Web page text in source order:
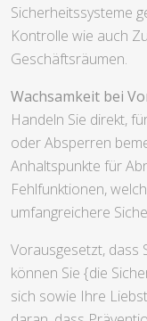
Sicherheitssysteme
Kontrolle wie auch
Geschäftsräumen.
Wachsamkeit bei
Handeln Sie direkt,
oder Absperren
Anhaltspunkte für
Fehlfunktionen,
umfangreichere
Vorausgesetzt, dass
können Sie {die
sich sowie Ihre